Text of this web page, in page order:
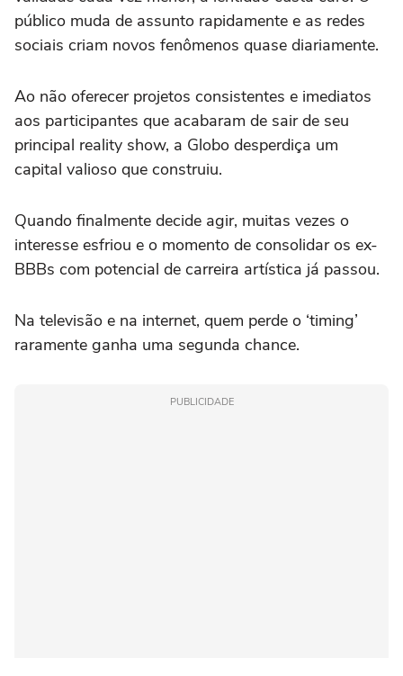
público muda de assunto rapidamente e as redes
sociais criam novos fenômenos quase diariamente.
Ao não oferecer projetos consistentes e imediatos
aos participantes que acabaram de sair de seu
principal reality show, a Globo desperdiça um
capital valioso que construiu.
Quando finalmente decide agir, muitas vezes o
interesse esfriou e o momento de consolidar os ex-
BBBs com potencial de carreira artística já passou.
Na televisão e na internet, quem perde o ‘timing’
raramente ganha uma segunda chance.
PUBLICIDADE